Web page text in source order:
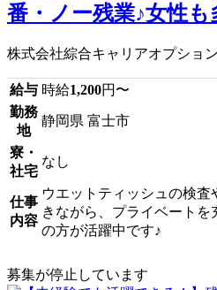
番・ノー残業♪女性
株式会社綜合キャリアオプション
給与 時給1,200円〜
勤務
地
静岡県 富士市
寮・
社宅
なし
仕事
内容
ウエットティッシュの検
きながら、プライベート
の方が活躍中です♪
募集が停止しています